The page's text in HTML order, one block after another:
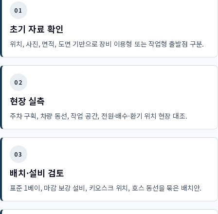
01
초기 자료 확인
위치, 사진, 면적, 도면 기반으로 장비 이용형 또는 작업형 출발점 구분.
02
현장 실측
주차 구획, 차량 동선, 작업 공간, 전원·배수·환기 위치 현장 대조.
03
배치·설비 검토
표준 1베이, 마감 보강 설비, 키오스크 위치, 호스 동선을 묶은 배치안.